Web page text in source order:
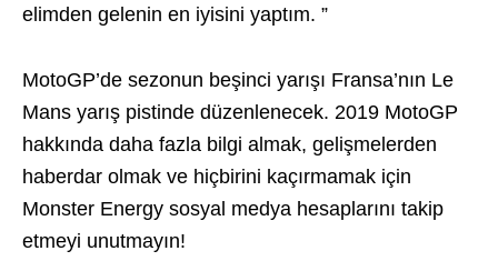
elimden gelenin en iyisini yaptım. ”
MotoGP’de sezonun beşinci yarışı Fransa’nın Le
Mans yarış pistinde düzenlenecek. 2019 MotoGP
hakkında daha fazla bilgi almak, gelişmelerden
haberdar olmak ve hiçbirini kaçırmamak için
Monster Energy sosyal medya hesaplarını takip
etmeyi unutmayın!